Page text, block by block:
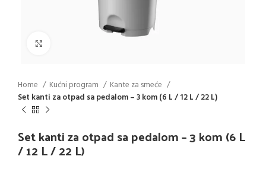
Home Kućni program
Kante za smeće
Set kanti za otpad sa pedalom – 3 kom (6 L / 12 L / 22 L)
Set kanti za otpad sa pedalom – 3 kom (6 L
/ 12 L / 22 L)